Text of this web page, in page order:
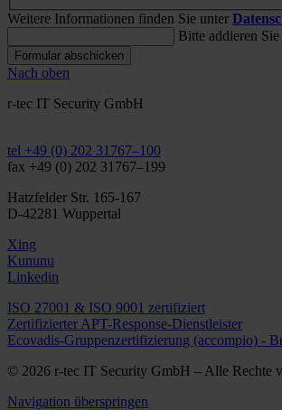
Weitere Informationen finden Sie unter
Bitte addieren
Formular abschicken
Nach oben
r-tec IT Security GmbH
tel +49 (0) 202 31767–100
fax +49 (0) 202 31767–199
Hatzfelder Str. 165-167
D-42281 Wuppertal
Xing
Kununu
Linkedin
ISO 27001 & ISO 9001 zertifiziert
Zertifizierter APT-Response-Dienstleister
Ecovadis-Gruppenzertifizierung (accompio) -
© 2026 r-tec IT Security GmbH – Alle Rechte
Navigation überspringen